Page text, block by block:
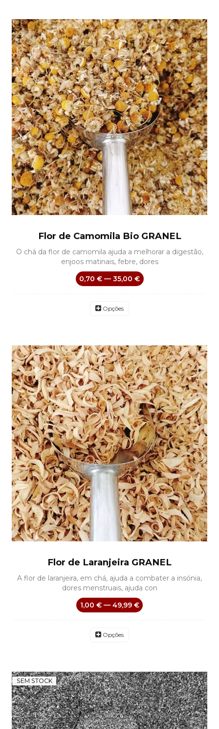
Flor de Camomila Bio GRANEL
O chá da flor de camomila ajuda a melhorar a digestão,
enjoos matinais, febre, dores
0,70 € — 35,00 €
Opções
Flor de Laranjeira GRANEL
A flor de laranjeira, em chá, ajuda a combater a insónia,
dores menstruais, ajuda con
1,00 € — 49,99 €
Opções
SEM STOCK